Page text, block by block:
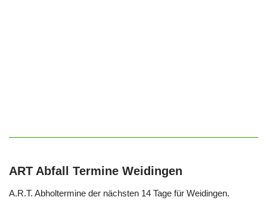
ART Abfall Termine Weidingen
A.R.T. Abholtermine der nächsten 14 Tage für Weidingen.